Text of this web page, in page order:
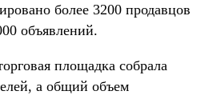
более 3200 продавцов
объявлений.
площадка собрала
а общий объем